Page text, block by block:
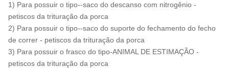
entrega
Shanghai, China)
Termos do
pagamento
T/T, L/C
Amostras Disponível
1) Para possuir o tipo--saco do descanso com nitrogênio -
petiscos da trituração da porca
2) Para possuir o tipo--saco do suporte do fechamento do fecho
de correr - petiscos da trituração da porca
3) Para possuir o frasco do tipo-ANIMAL DE ESTIMAÇÃO -
petiscos da trituração da porca